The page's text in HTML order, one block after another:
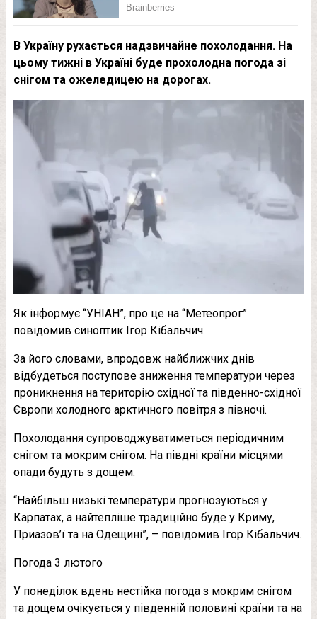
В Україну рухається надзвичайне похолодання. На
цьому тижні в Україні буде прохолодна погода зі
снігом та ожеледицею на дорогах.
Як інформує “УНІАН”, про це на “Метеопрог”
повідомив синоптик Ігор Кібальчич.
За його словами, впродовж найближчих днів
відбудеться поступове зниження температури через
проникнення на територію східної та південно-східної
Європи холодного арктичного повітря з півночі.
Похолодання супроводжуватиметься періодичним
снігом та мокрим снігом. На півдні країни місцями
опади будуть з дощем.
“Найбільш низькі температури прогнозуються у
Карпатах, а найтепліше традиційно буде у Криму,
Приазов’ї та на Одещині”, – повідомив Ігор Кібальчич.
Погода 3 лютого
У понеділок вдень нестійка погода з мокрим снігом
та дощем очікується у південній половині країни та на